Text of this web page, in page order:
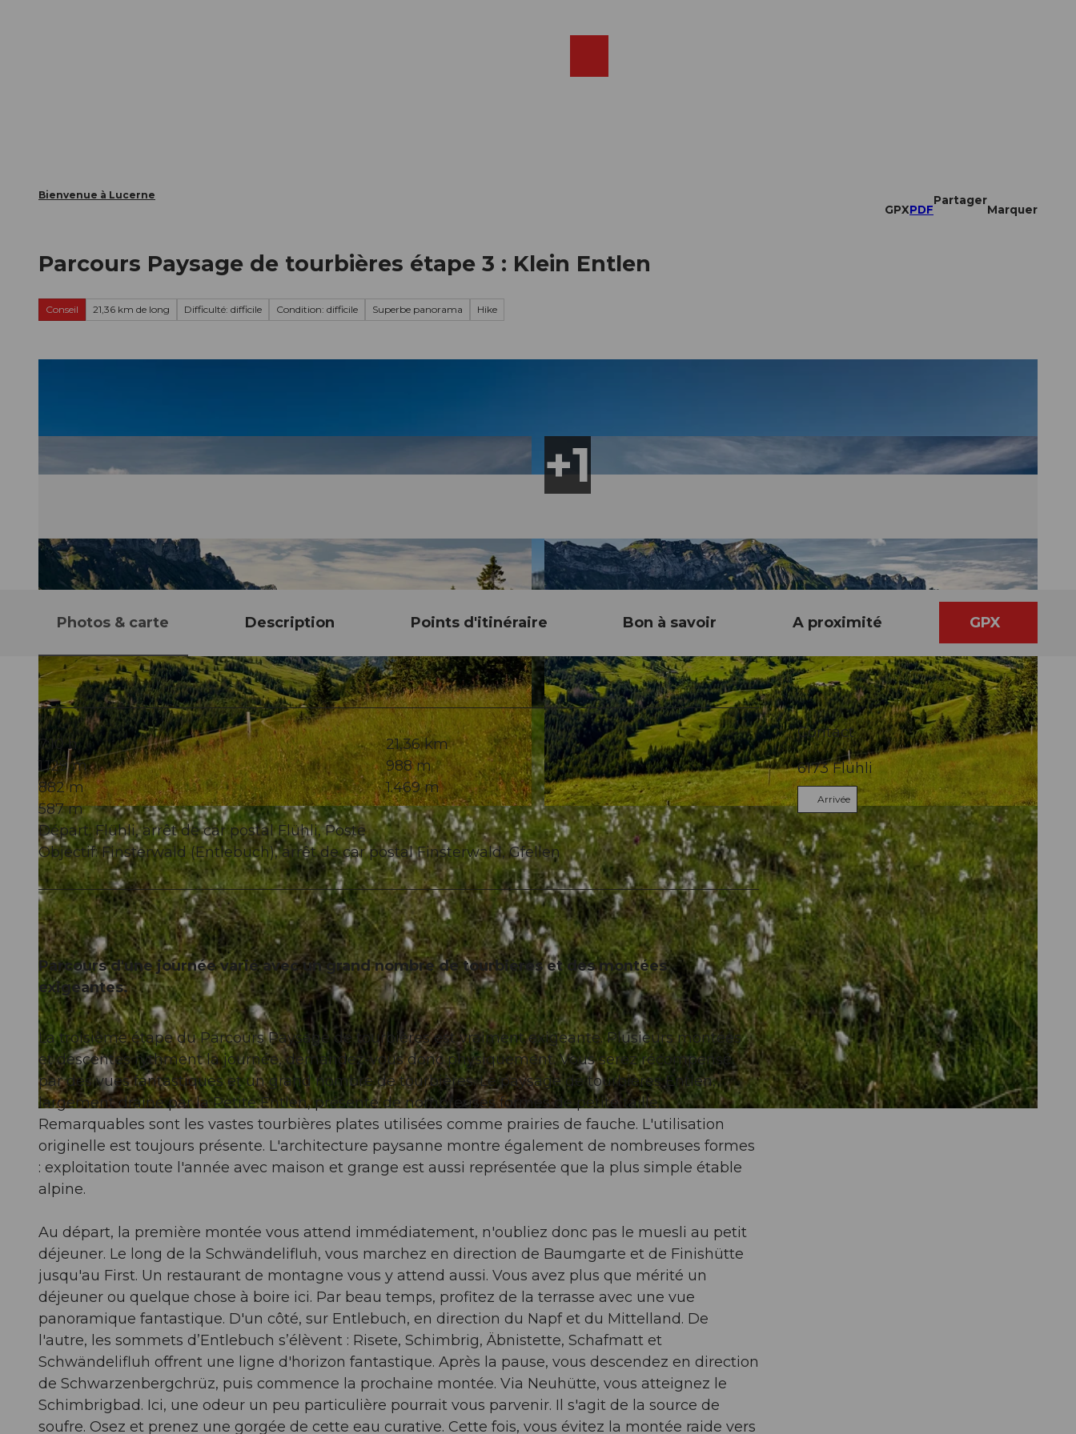
Bienvenue à Lucerne
GPXPDF
Partager
Marquer
Parcours Paysage de tourbières étape 3 : Klein Entlen
Conseil 21,36 km de long Difficulté: difficile Condition: difficile Superbe panorama Hike
© Beat Brechbühl, UNESCO Biosphäre Entlebuch © Beat Brechbühl, UNESCO Biosphäre Entlebuch
Photos & carte Description Points d'itinéraire Bon à savoir A proximité GPX
7:10 h
21,36 km
1.129 m
988 m
882 m
1.469 m
587 m
Départ: Flühli, arrêt de car postal Flühli, Poste
Objectif: Finsterwald (Entlebuch), arrêt de car postal Finsterwald, Gfellen
Parcours d'une journée varié avec un grand nombre de tourbières et des montées
exigeantes.
La troisième étape du Parcours Paysage de tourbières est vraiment exigeante. Plusieurs montées
et descentes rythment la journée, demandez-vous donc physiquement. Vous serez récompensé
par des vues fantastiques et un grand nombre de tourbières. Le paysage de tourbières Entlen,
largement drainé par la Petite Entlen, présente de nombreuses formes de petite taille.
Remarquables sont les vastes tourbières plates utilisées comme prairies de fauche. L'utilisation
originelle est toujours présente. L'architecture paysanne montre également de nombreuses formes
: exploitation toute l'année avec maison et grange est aussi représentée que la plus simple étable
alpine.
Au départ, la première montée vous attend immédiatement, n'oubliez donc pas le muesli au petit
déjeuner. Le long de la Schwändelifluh, vous marchez en direction de Baumgarte et de Finishütte
jusqu'au First. Un restaurant de montagne vous y attend aussi. Vous avez plus que mérité un
déjeuner ou quelque chose à boire ici. Par beau temps, profitez de la terrasse avec une vue
panoramique fantastique. D'un côté, sur Entlebuch, en direction du Napf et du Mittelland. De
l'autre, les sommets d’Entlebuch s’élèvent : Risete, Schimbrig, Äbnistette, Schafmatt et
Schwändelifluh offrent une ligne d'horizon fantastique. Après la pause, vous descendez en direction
de Schwarzenbergchrüz, puis commence la prochaine montée. Via Neuhütte, vous atteignez le
Schimbrigbad. Ici, une odeur un peu particulière pourrait vous parvenir. Il s'agit de la source de
soufre. Osez et prenez une gorgée de cette eau curative. Cette fois, vous évitez la montée raide vers
Contact
6173Flühli
Arrivée